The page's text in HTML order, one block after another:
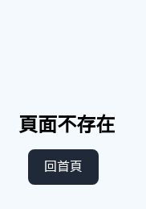
頁面不存在
回首頁